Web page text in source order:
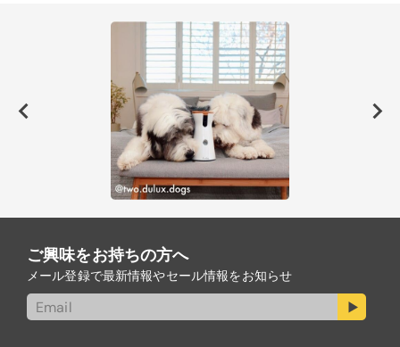
ご興味をお持ちの方へ
メール登録で最新情報やセール情報をお知らせ